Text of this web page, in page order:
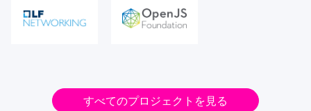
すべてのプロジェクトを見る